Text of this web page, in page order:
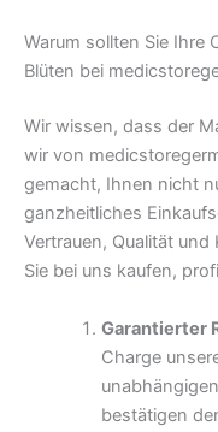
Warum sollten Sie Ihre
Blüten bei
Wir wissen, dass der
wir von
gemacht, Ihnen nicht
ganzheitliches
Vertrauen, Qualität
Sie bei uns kaufen,
Garantierter
Charge
bestätigen